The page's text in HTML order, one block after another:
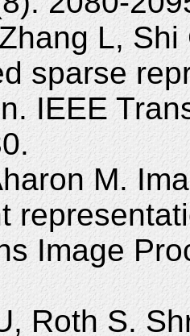
L,
sparse
IEEE
M.
Image
Roth S.